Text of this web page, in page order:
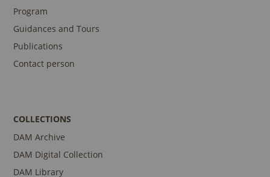
Program
Guidances and Tours
Publications
Contact person
COLLECTIONS
DAM Archive
DAM Digital Collection
DAM Library